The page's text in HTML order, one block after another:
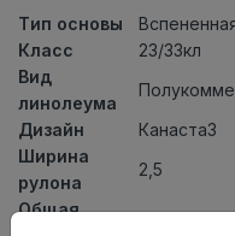
Тип основы
Класс
23/33кл
Вид
линолеума
Дизайн
Канаста3
Ширина
рулона
2,5
Общая